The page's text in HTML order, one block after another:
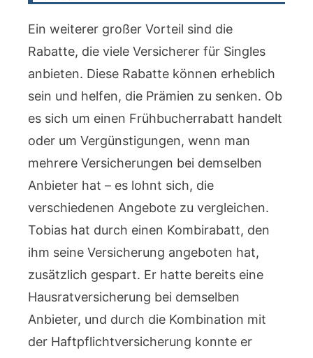
Ein weiterer großer Vorteil sind die
Rabatte, die viele Versicherer für Singles
anbieten. Diese Rabatte können erheblich
sein und helfen, die Prämien zu senken. Ob
es sich um einen Frühbucherrabatt handelt
oder um Vergünstigungen, wenn man
mehrere Versicherungen bei demselben
Anbieter hat – es lohnt sich, die
verschiedenen Angebote zu vergleichen.
Tobias hat durch einen Kombirabatt, den
ihm seine Versicherung angeboten hat,
zusätzlich gespart. Er hatte bereits eine
Hausratversicherung bei demselben
Anbieter, und durch die Kombination mit
der Haftpflichtversicherung konnte er